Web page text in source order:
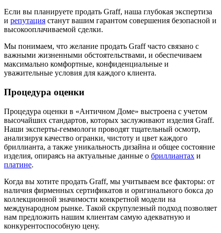
Если вы планируете продать Graff, наша глубокая экспертиза
и репутация станут вашим гарантом совершения безопасной и
высокооплачиваемой сделки.
Мы понимаем, что желание продать Graff часто связано с
важными жизненными обстоятельствами, и обеспечиваем
максимально комфортные, конфиденциальные и
уважительные условия для каждого клиента.
Процедура оценки
Процедура оценки в «Античном Доме» выстроена с учетом
высочайших стандартов, которых заслуживают изделия Graff.
Наши эксперты-геммологи проводят тщательный осмотр,
анализируя качество огранки, чистоту и цвет каждого
бриллианта, а также уникальность дизайна и общее состояние
изделия, опираясь на актуальные данные о бриллиантах и
платине.
Когда вы хотите продать Graff, мы учитываем все факторы: от
наличия фирменных сертификатов и оригинального бокса до
коллекционной значимости конкретной модели на
международном рынке. Такой скрупулезный подход позволяет
нам предложить нашим клиентам самую адекватную и
конкурентоспособную цену.